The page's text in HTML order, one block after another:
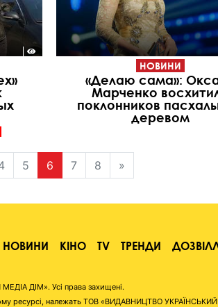
НОВИНИ
«Делаю сама»:
Марченко
поклонников
деревом
5 6 7 8 »
НОВИНИ КІНО TV ТРЕНДИ
ДІМ». Усі права захищені.
ресурсі, належать ТОВ «ВИДАВНИЦТВО